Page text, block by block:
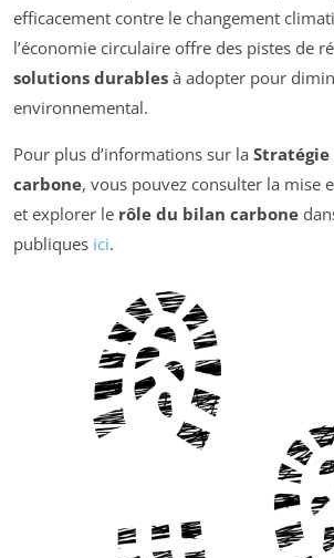
efficacement contre le changement
l’économie circulaire offre des pistes de
solutions durables à adopter pour
environnemental.
Pour plus d’informations sur la
carbone, vous pouvez consulter la mise
et explorer le rôle du bilan carbone
publiques ici.